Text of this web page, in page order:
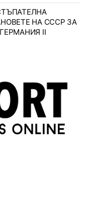
НА СССР ЗА
II